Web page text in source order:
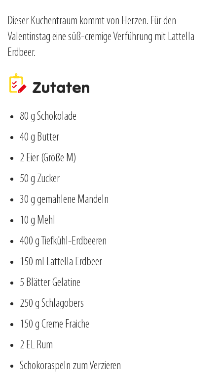
Dieser Kuchentraum kommt von Herzen. Für den
Valentinstag eine süß-cremige Verführung mit Lattella
Erdbeer.
Zutaten
80 g Schokolade
40 g Butter
2 Eier (Größe M)
50 g Zucker
30 g gemahlene Mandeln
10 g Mehl
400 g Tiefkühl-Erdbeeren
150 ml Lattella Erdbeer
5 Blätter Gelatine
250 g Schlagobers
150 g Creme Fraiche
2 EL Rum
Schokoraspeln zum Verzieren